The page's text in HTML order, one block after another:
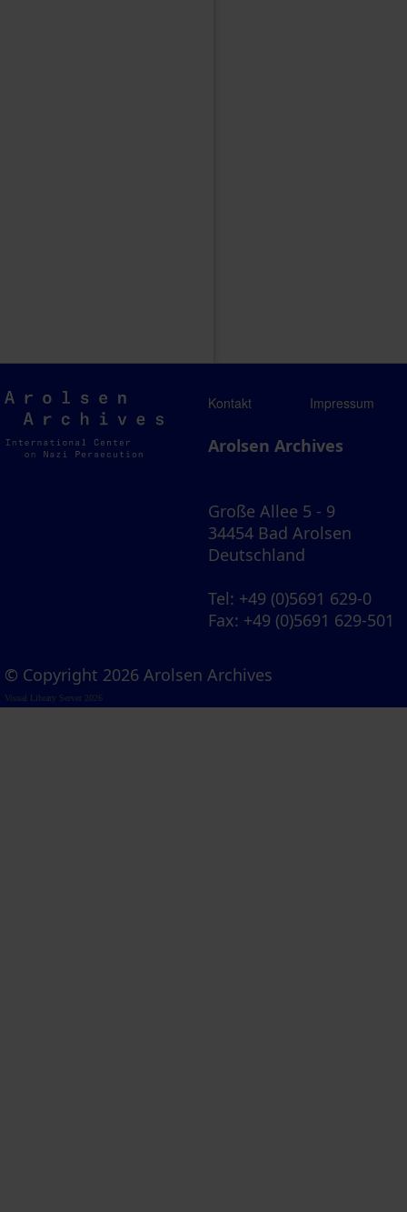
Arolsen
Archives
Kontakt Impressum
Arolsen Archives
Große Allee 5 - 9
34454 Bad Arolsen
Deutschland
Tel: +49 (0)5691 629-0
Fax: +49 (0)5691 629-501
© Copyright 2026 Arolsen Archives
Visual Library Server 2026